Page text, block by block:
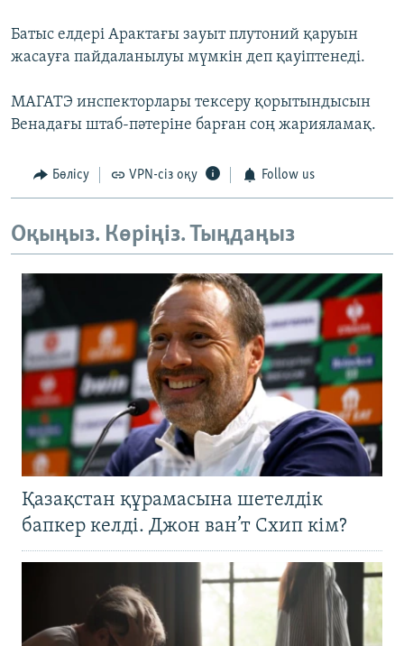
Батыс елдері Арактағы зауыт плутоний қаруын
жасауға пайдаланылуы мүмкін деп қауіптенеді.
МАГАТЭ инспекторлары тексеру қорытындысын
Венадағы штаб-пәтеріне барған соң жарияламақ.
Бөлісу VPN-сіз оқу Follow us
Оқыңыз. Көріңіз. Тыңдаңыз
Қазақстан құрамасына шетелдік
бапкер келді. Джон ван’т Схип кім?